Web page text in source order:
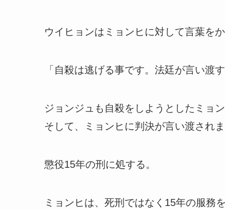
ウイヒョンはミョンヒに対して言葉を
「自殺は逃げる事です。法廷が言い渡
ジョンジュも自殺をしようとしたミョ
そして、ミョンヒに判決が言い渡され
懲役15年の刑に処する。
ミョンヒは、死刑ではなく15年の服務